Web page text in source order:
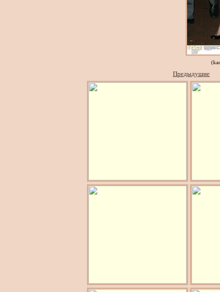
Предыдущие